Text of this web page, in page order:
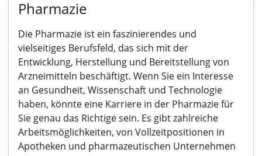
Pharmazie
Die Pharmazie ist ein faszinierendes und
vielseitiges Berufsfeld, das sich mit der
Entwicklung, Herstellung und Bereitstellung von
Arzneimitteln beschäftigt. Wenn Sie ein Interesse
an Gesundheit, Wissenschaft und Technologie
haben, könnte eine Karriere in der Pharmazie für
Sie genau das Richtige sein. Es gibt zahlreiche
Arbeitsmöglichkeiten, von Vollzeitpositionen in
Apotheken und pharmazeutischen Unternehmen